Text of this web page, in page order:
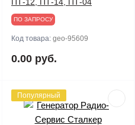
ПО ЗАПРОСУ
Код товара: geo-95609
0.00 руб.
Популярный